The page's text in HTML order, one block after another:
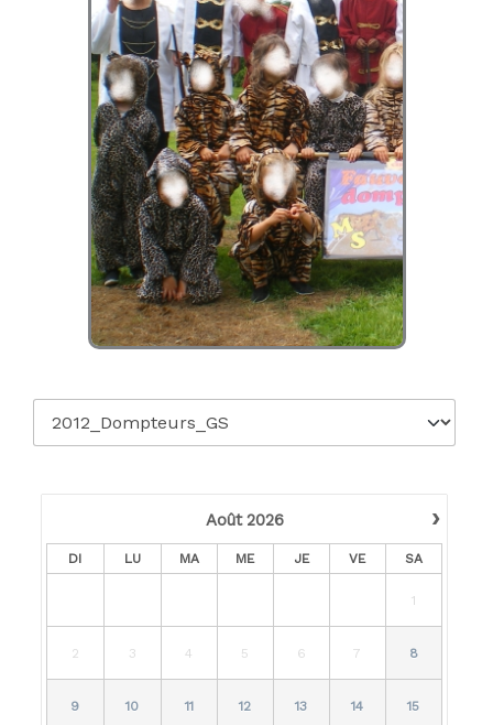
›
Août 2026
DI LU MA ME JE VE SA
1
2 3 4 5 6 7 8
9 10 11 12 13 14 15